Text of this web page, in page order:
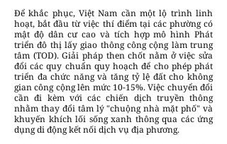
Để khắc phục, Việt Nam cần một lộ trình linh
hoạt, bắt đầu từ việc thí điểm tại các phường có
mật độ dân cư cao và tích hợp mô hình Phát
triển đô thị lấy giao thông công cộng làm trung
tâm (TOD). Giải pháp then chốt nằm ở việc sửa
đổi các quy chuẩn quy hoạch để cho phép phát
triển đa chức năng và tăng tỷ lệ đất cho không
gian công cộng lên mức 10-15%. Việc chuyển đổi
cần đi kèm với các chiến dịch truyền thông
nhằm thay đổi tâm lý "chuộng nhà mặt phố" và
khuyến khích lối sống xanh thông qua các ứng
dụng di động kết nối dịch vụ địa phương.